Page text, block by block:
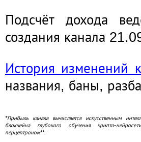
Подсчёт дохода
создания канала
История изменений
названия, баны,
*Прибыль канала вычисляется искусственным
блокчейна глубокого обучения крипто-
перцептроном**.